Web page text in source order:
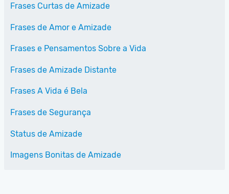
Frases Curtas de Amizade
Frases de Amor e Amizade
Frases e Pensamentos Sobre a Vida
Frases de Amizade Distante
Frases A Vida é Bela
Frases de Segurança
Status de Amizade
Imagens Bonitas de Amizade